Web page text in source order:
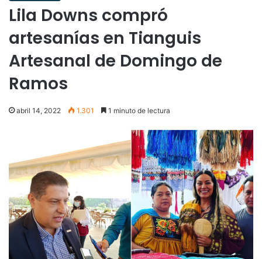
Lila Downs compró
artesanías en Tianguis
Artesanal de Domingo de
Ramos
abril 14, 2022 1.301 1 minuto de lectura